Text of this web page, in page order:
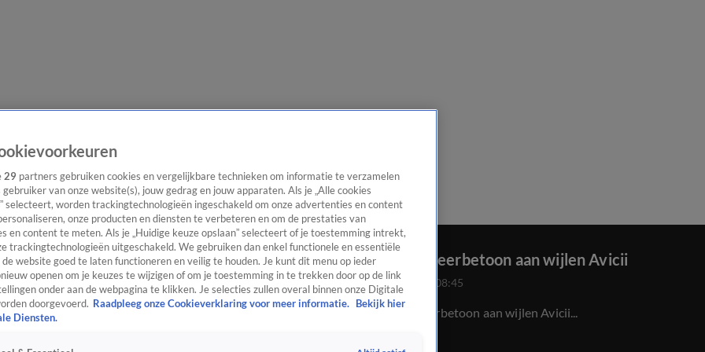
Bijzonder eerbetoon aan wijlen Avicii
20 juni 2023, 08:45
Bijzonder eerbetoon aan wijlen Avicii...
29 partners gebruiken cookies en vergelijkbare technieken om informatie te verzamelen
gebruiker van onze website(s), jouw gedrag en jouw apparaten. Als je „Alle cookies
selecteert, worden trackingtechnologieën ingeschakeld om onze advertenties en content
onze producten en diensten te verbeteren en om de prestaties van
en content te meten. Als je „Huidige keuze opslaan” selecteert of je toestemming intrekt,
trackingtechnologieën uitgeschakeld. We gebruiken dan enkel functionele en essentiële
de website goed te laten functioneren en veilig te houden. Je kunt dit menu op ieder
openen om je keuzes te wijzigen of om je toestemming in te trekken door op de link
onder aan de webpagina te klikken. Je selecties zullen overal binnen onze Digitale
doorgevoerd. Raadpleeg onze Cookieverklaring voor meer informatie. Bekijk hier
Diensten.